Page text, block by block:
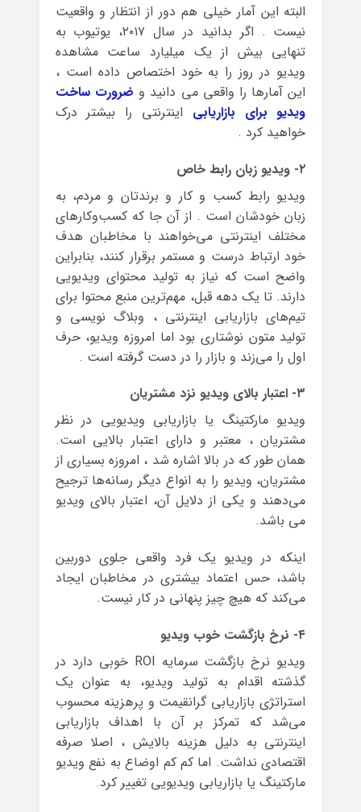
البته این آمار خیلی هم دور از انتظار و واقعیت
نیست . اگر بدانید در سال ۲۰۱۷، یوتیوب به
تنهایی بیش از یک میلیارد ساعت مشاهده
ویدیو در روز را به خود اختصاص داده است ،
این آمارها را واقعی می دانید و ضرورت ساخت
ویدیو برای بازاریابی اینترنتی را بیشتر درک
خواهید کرد .
۲- ویدیو زبان رابط خاص
ویدیو رابط کسب و کار و برندتان و مردم، به
زبان خودشان است . از آن جا که کسب‌وکارهای
مختلف اینترنتی می‌خواهند با مخاطبان هدف
خود ارتباط درست و مستمر برقرار کنند، بنابراین
واضح است که نیاز به تولید محتوای ویدیویی
دارند. تا یک دهه قبل، مهم‌ترین منبع محتوا برای
تیم‌های بازاریابی اینترنتی ، وبلاگ نویسی و
تولید متون نوشتاری بود اما امروزه ویدیو، حرف
اول را می‌زند و بازار را در دست گرفته است .
۳- اعتبار بالای ویدیو نزد مشتریان
ویدیو مارکتینگ یا بازاریابی ویدیویی در نظر
مشتریان ، معتبر و دارای اعتبار بالایی است.
همان طور که در بالا اشاره شد ، امروزه بسیاری از
مشتریان، ویدیو را به انواع دیگر رسانه‌ها ترجیح
می‌دهند و یکی از دلایل آن، اعتبار بالای ویدیو
می باشد.
اینکه در ویدیو یک فرد واقعی جلوی دوربین
باشد، حس اعتماد بیشتری در مخاطبان ایجاد
می‌کند که هیچ چیز پنهانی در کار نیست.
۴- نرخ بازگشت خوب ویدیو
ویدیو نرخ بازگشت سرمایه ROI خوبی دارد در
گذشته اقدام به تولید ویدیو، به عنوان یک
استراتژی بازاریابی گرانقیمت و پرهزینه محسوب
می‌شد که تمرکز بر آن با اهداف بازاریابی
اینترنتی به دلیل هزینه بالایش ، اصلا صرفه
اقتصادی نداشت. اما کم کم اوضاع به نفع ویدیو
مارکتینگ یا بازاریابی ویدیویی تغییر کرد.